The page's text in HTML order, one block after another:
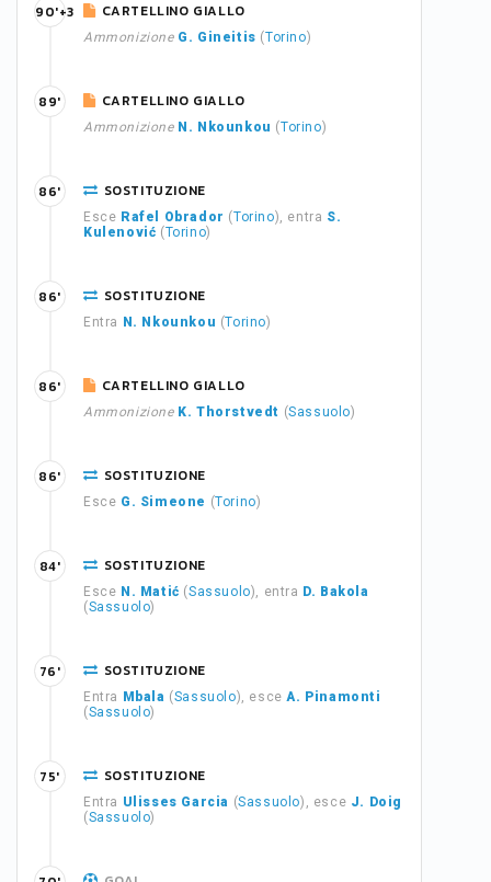
CARTELLINO GIALLO
Ammonizione G. Gineitis (Torino)
90'+3
CARTELLINO GIALLO
Ammonizione N. Nkounkou (Torino)
89'
SOSTITUZIONE
Esce Rafel Obrador (Torino), entra S.
Kulenović (Torino)
86'
SOSTITUZIONE
Entra N. Nkounkou (Torino)
86'
CARTELLINO GIALLO
Ammonizione K. Thorstvedt (Sassuolo)
86'
SOSTITUZIONE
Esce G. Simeone (Torino)
86'
SOSTITUZIONE
Esce N. Matić (Sassuolo), entra D. Bakola
(Sassuolo)
84'
SOSTITUZIONE
Entra Mbala (Sassuolo), esceA. Pinamonti
(Sassuolo)
76'
SOSTITUZIONE
Entra Ulisses Garcia (Sassuolo), esce J. Doig
(Sassuolo)
75'